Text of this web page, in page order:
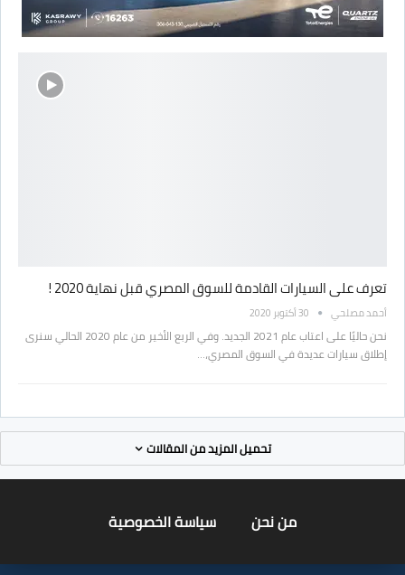
تعرف على السيارات القادمة للسوق المصري قبل نهاية 2020 !
أحمد مصلحي 30 أكتوبر 2020
نحن حاليًا على اعتاب عام 2021 الجديد. وفي الربع الأخير من عام 2020 الحالي سنرى
إطلاق سيارات عديدة في السوق المصري،…
تحميل المزيد من المقالات
من نحن سياسة الخصوصية